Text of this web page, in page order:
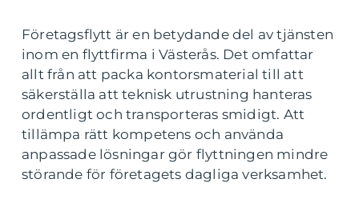
Företagsflytt är en betydande del av tjänsten
inom en flyttfirma i Västerås. Det omfattar
allt från att packa kontorsmaterial till att
säkerställa att teknisk utrustning hanteras
ordentligt och transporteras smidigt. Att
tillämpa rätt kompetens och använda
anpassade lösningar gör flyttningen mindre
störande för företagets dagliga verksamhet.